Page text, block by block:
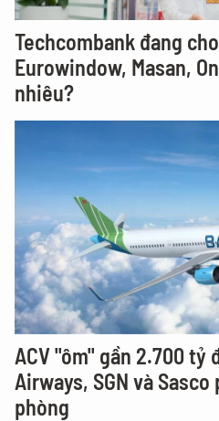
Techcombank đang
Eurowindow, Masan,
nhiêu?
ACV "ôm" gần 2.700 tỷ
Airways, SGN và
phòng